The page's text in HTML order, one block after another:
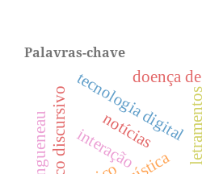
Palavras-chave
letramentos
tecnologia digital
doença
interação
tópico discursivo notícias